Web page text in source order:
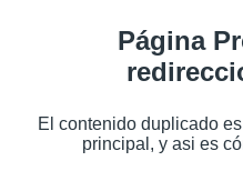
Página
El contenido duplicado
principal, y asi es